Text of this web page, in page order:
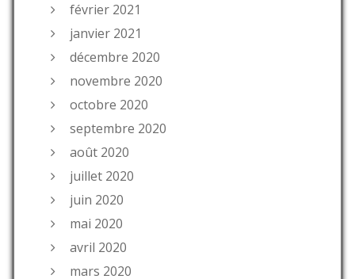
février 2021
janvier 2021
décembre 2020
novembre 2020
octobre 2020
septembre 2020
août 2020
juillet 2020
juin 2020
mai 2020
avril 2020
mars 2020